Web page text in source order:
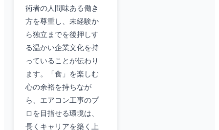
術者の人間味ある働き
方を尊重し、未経験か
ら独立までを後押しす
る温かい企業文化を持
っていることが伝わり
ます。「食」を楽しむ
心の余裕を持ちなが
ら、エアコン工事のプ
ロを目指せる環境は、
長くキャリアを築く上